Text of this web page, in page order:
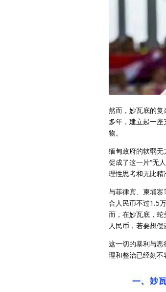
然而，妙瓦底的
多年，建立起一
物。
缅甸政府的软弱
促成了这一片“无
理性思考和无比精
与菲律宾、柬埔
合人民币不过1.5
而，在妙瓦底，蛇
人民币，若要想偿
这一切的暴利与
理和整治已经刻不